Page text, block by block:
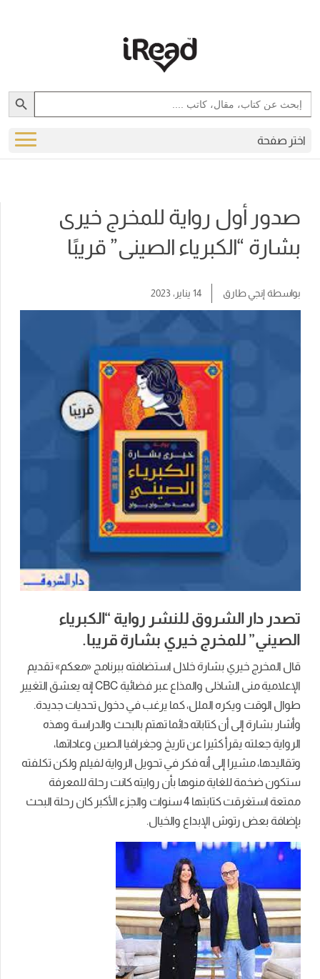
Search
for:
Search Button
اختر صفحة
صدور أول رواية للمخرج خيرى
بشارة “الكبرياء الصينى” قريبًا
بواسطةإنجي طارق 14 يناير، 2023
تصدر دار الشروق للنشر رواية “الكبرياء
الصيني” للمخرج خيري بشارة قريبا.
قال المخرج خيري بشارة خلال استضافته ببرنامج «معكم» تقديم
الإعلامية منى الشاذلى والمذاع عبر فضائية CBC إنه يعشق التغيير
طوال الوقت ويكره الملل، كما يرغب في دخول تحديات جديدة.
وأشار بشارة إلى أن كتاباته دائما تهتم بالبحث والدراسة وهذه
الرواية جعلته يقرأ كثيرا عن تاريخ وجغرافيا الصين وعاداتها،
وتقاليدها، مشيرا إلى أنه فكر في تحويل الرواية لفيلم ولكن تكلفته
ستكون ضخمة للغاية منوها بأن روايته كانت رحلة للمعرفة
ممتعة استغرقت كتابتها 4 سنوات والجزء الأكبر كان رحلة البحث
بإضافة بعض رتوش الإبداع والخيال.